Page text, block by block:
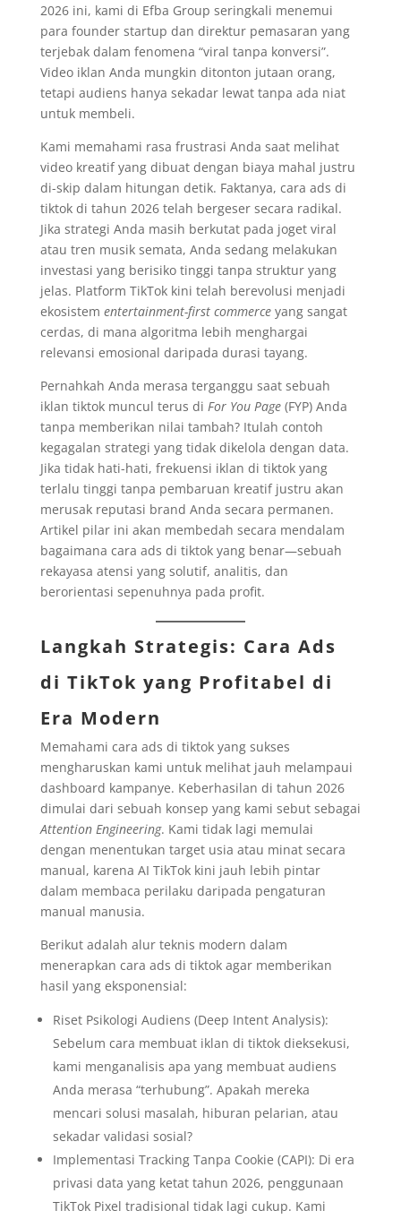
2026 ini, kami di Efba Group seringkali menemui
para founder startup dan direktur pemasaran yang
terjebak dalam fenomena “viral tanpa konversi”.
Video iklan Anda mungkin ditonton jutaan orang,
tetapi audiens hanya sekadar lewat tanpa ada niat
untuk membeli.
Kami memahami rasa frustrasi Anda saat melihat
video kreatif yang dibuat dengan biaya mahal justru
di-skip dalam hitungan detik. Faktanya, cara ads di
tiktok di tahun 2026 telah bergeser secara radikal.
Jika strategi Anda masih berkutat pada joget viral
atau tren musik semata, Anda sedang melakukan
investasi yang berisiko tinggi tanpa struktur yang
jelas. Platform TikTok kini telah berevolusi menjadi
ekosistem entertainment-first commerceyang sangat
cerdas, di mana algoritma lebih menghargai
relevansi emosional daripada durasi tayang.
Pernahkah Anda merasa terganggu saat sebuah
iklan tiktok muncul terus di For You Page(FYP) Anda
tanpa memberikan nilai tambah? Itulah contoh
kegagalan strategi yang tidak dikelola dengan data.
Jika tidak hati-hati, frekuensi iklan di tiktok yang
terlalu tinggi tanpa pembaruan kreatif justru akan
merusak reputasi brand Anda secara permanen.
Artikel pilar ini akan membedah secara mendalam
bagaimana cara ads di tiktok yang benar—sebuah
rekayasa atensi yang solutif, analitis, dan
berorientasi sepenuhnya pada profit.
Langkah Strategis: Cara Ads
di TikTok yang Profitabel di
Era Modern
Memahami cara ads di tiktok yang sukses
mengharuskan kami untuk melihat jauh melampaui
dashboard kampanye. Keberhasilan di tahun 2026
dimulai dari sebuah konsep yang kami sebut sebagai
Attention Engineering. Kami tidak lagi memulai
dengan menentukan target usia atau minat secara
manual, karena AI TikTok kini jauh lebih pintar
dalam membaca perilaku daripada pengaturan
manual manusia.
Berikut adalah alur teknis modern dalam
menerapkan cara ads di tiktok agar memberikan
hasil yang eksponensial:
Riset Psikologi Audiens (Deep Intent Analysis):
Sebelum cara membuat iklan di tiktok dieksekusi,
kami menganalisis apa yang membuat audiens
Anda merasa “terhubung”. Apakah mereka
mencari solusi masalah, hiburan pelarian, atau
sekadar validasi sosial?
Implementasi Tracking Tanpa Cookie (CAPI): Di era
privasi data yang ketat tahun 2026, penggunaan
TikTok Pixel tradisional tidak lagi cukup. Kami